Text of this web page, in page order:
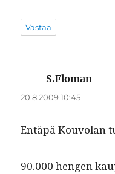
Vastaa
S.Floman
20.8.2009 10:45
Entäpä Kou­volan
90.000 hen­gen